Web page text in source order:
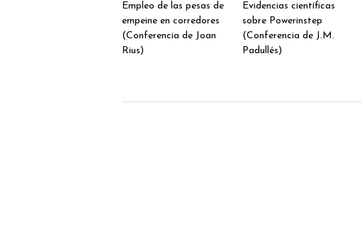
Empleo de las pesas de
empeine en corredores
(Conferencia de Joan
Rius)
Evidencias científicas
sobre Powerinstep
(Conferencia de J.M.
Padullés)